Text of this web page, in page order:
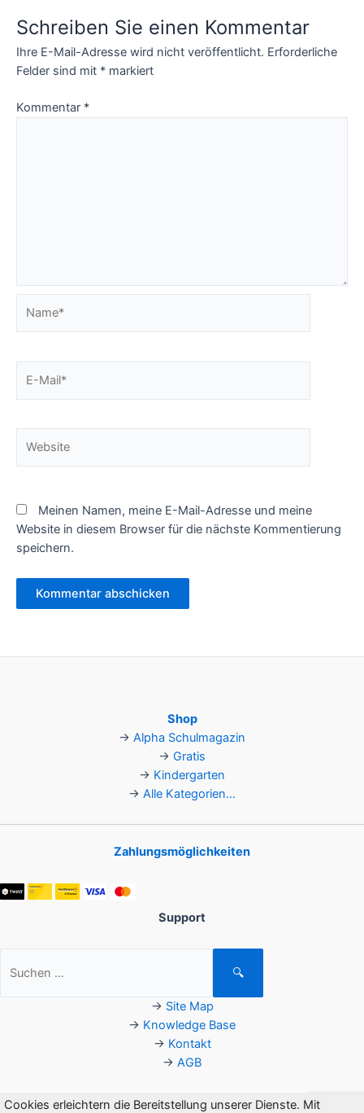
Schreiben Sie einen Kommentar
Ihre E-Mail-Adresse wird nicht veröffentlicht. Erforderliche
Felder sind mit * markiert
Kommentar *
Mail*
Meinen Namen, meine E-Mail-Adresse und meine
Website in diesem Browser für die nächste Kommentierung
speichern.
Shop
→ Alpha Schulmagazin
→ Gratis
→ Kindergarten
→ Alle Kategorien...
Zahlungsmöglichkeiten
Support
nach:
🔍
→ Site Map
→ Knowledge Base
→ Kontakt
→ AGB
Cookies erleichtern die Bereitstellung unserer Dienste. Mit